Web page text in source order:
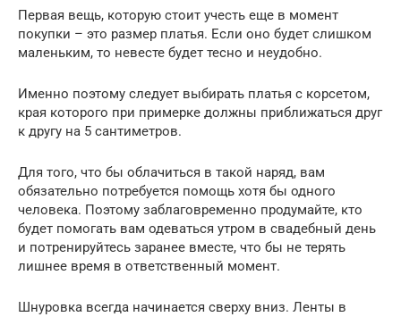
Первая вещь, которую стоит учесть еще в момент
покупки – это размер платья. Если оно будет слишком
маленьким, то невесте будет тесно и неудобно.
Именно поэтому следует выбирать платья с корсетом,
края которого при примерке должны приближаться друг
к другу на 5 сантиметров.
Для того, что бы облачиться в такой наряд, вам
обязательно потребуется помощь хотя бы одного
человека. Поэтому заблаговременно продумайте, кто
будет помогать вам одеваться утром в свадебный день
и потренируйтесь заранее вместе, что бы не терять
лишнее время в ответственный момент.
Шнуровка всегда начинается сверху вниз. Ленты в